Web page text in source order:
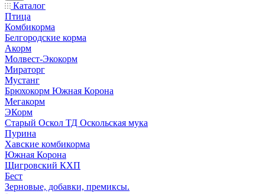
Каталог
Птица
Комбикорма
Белгородские корма
Акорм
Молвест-Экокорм
Мираторг
Мустанг
Брюхокорм Южная Корона
Мегакорм
ЭКорм
Старый Оскол ТД Оскольская мука
Пурина
Хавские комбикорма
Южная Корона
Щигровский КХП
Бест
Зерновые, добавки, премиксы.